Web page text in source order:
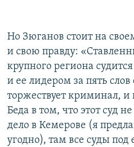
Но Зюганов стоит на
и свою правду:
крупного региона
и ее лидером за пять слов
торжествует криминал, и
Беда в том, что этот суд
дело в Кемерове (я
угодно), там все суды под